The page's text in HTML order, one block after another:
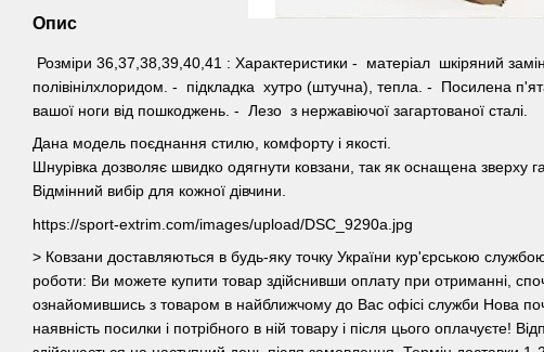
Опис
Розміри 36,37,38,39,40,41 : Характеристики - матеріал шкіряний
полівінілхлоридом. - підкладка хутро (штучна), тепла. - Посилена
вашої ноги від пошкоджень. - Лезо з нержавіючої загартованої сталі.
Дана модель поєднання стилю, комфорту і якості.
Шнурівка дозволяє швидко одягнути ковзани, так як оснащена зверху
Відмінний вибір для кожної дівчини.
https://sport-extrim.com/images/upload/DSC_9290a.jpg
> Ковзани доставляються в будь-яку точку України кур'єрською
роботи: Ви можете купити товар здійснивши оплату при отриманні,
ознайомившись з товаром в найближчому до Вас офісі служби Нова
наявність посилки і потрібного в ній товару і після цього оплачуєте!